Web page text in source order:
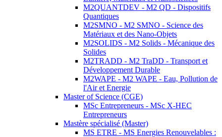
M2QUANTDEV - M2 QD - Dispositifs
Quantiques
M2SMNO - M2 SMNO - Science des
Matériaux et des Nano-Objets
M2SOLIDS - M2 Solids - Mécanique des
Solides
M2TRADD - M2 TraDD - Transport et
Développement Durable
M2WAPE - M2 WAPE - Eau, Pollution de
l'Air et Energie
Master of Science (CGE)
MSc Entrepreneurs - MSc X-HEC
Entrepreneurs
Mastère spécialisé (Master)
MS ETRE - MS Energies Renouvelables :